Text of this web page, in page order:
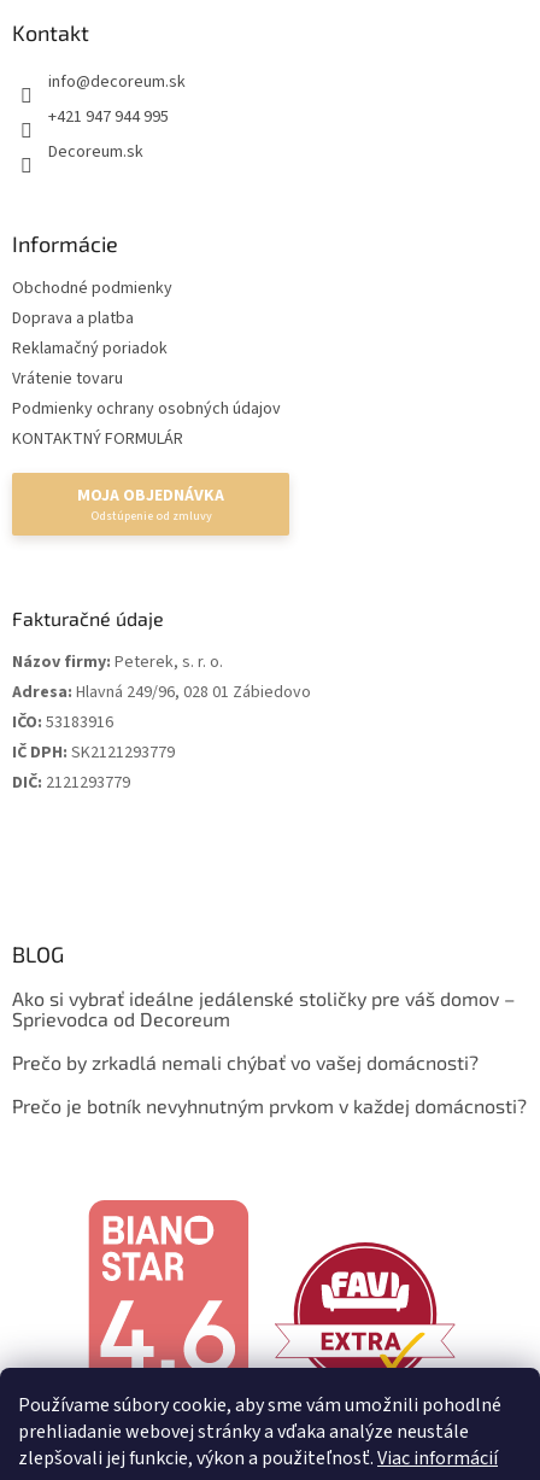
Používame súbory cookie, aby sme vám umožnili pohodlné
prehliadanie webovej stránky a vďaka analýze neustále
zlepšovali jej funkcie, výkon a použiteľnosť.Viac informácií
Kontakt
info@decoreum.sk
+421 947 944 995
Decoreum.sk
Informácie
Obchodné podmienky
Doprava a platba
Reklamačný poriadok
Vrátenie tovaru
Podmienky ochrany osobných údajov
KONTAKTNÝ FORMULÁR
MOJA OBJEDNÁVKA
Fakturačné údaje
Názov firmy: Peterek, s. r. o.
Adresa: Hlavná 249/96, 028 01 Zábiedovo
IČO: 53183916
IČ DPH: SK2121293779
DIČ: 2121293779
BLOG
Ako si vybrať ideálne jedálenské stoličky pre váš domov –
Sprievodca od Decoreum
Prečo by zrkadlá nemali chýbať vo vašej domácnosti?
Prečo je botník nevyhnutným prvkom v každej domácnosti?